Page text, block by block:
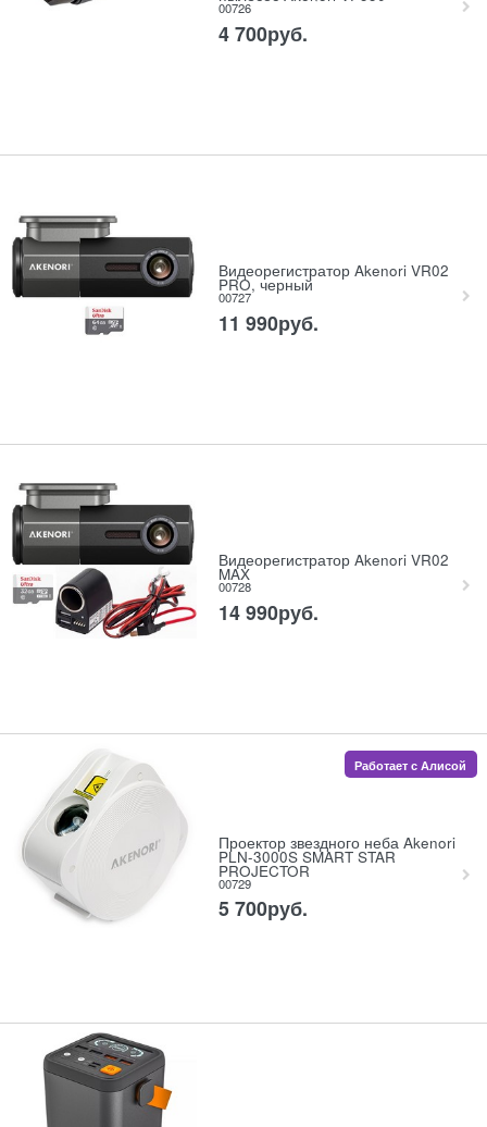
00726
4 700руб.
Видеорегистратор Akenori VR02
PRO, черный
00727
11 990руб.
Видеорегистратор Akenori VR02
MAX
00728
14 990руб.
Проектор звездного неба Akenori
PLN-3000S SMART STAR
PROJECTOR
00729
5 700руб.
Работает с Алисой